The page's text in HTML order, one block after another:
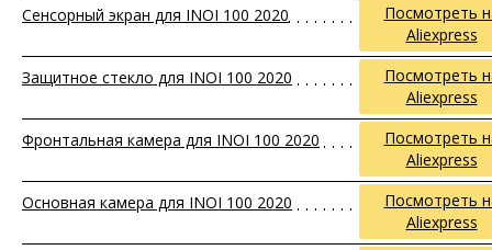
Сенсорный экран для INOI 100 2020
Посмотреть
Aliexpress
Защитное стекло для INOI 100 2020
Посмотреть
Aliexpress
Фронтальная камера для INOI 100 2020
Посмотреть
Aliexpress
Основная камера для INOI 100 2020
Посмотреть
Aliexpress